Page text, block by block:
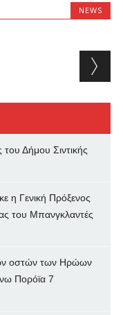
NEWS
Δήμου Σιντικής
η Γενική Πρόξενος
του Μπανγκλαντές
oστών των Ηρώων
Πορόϊα 7